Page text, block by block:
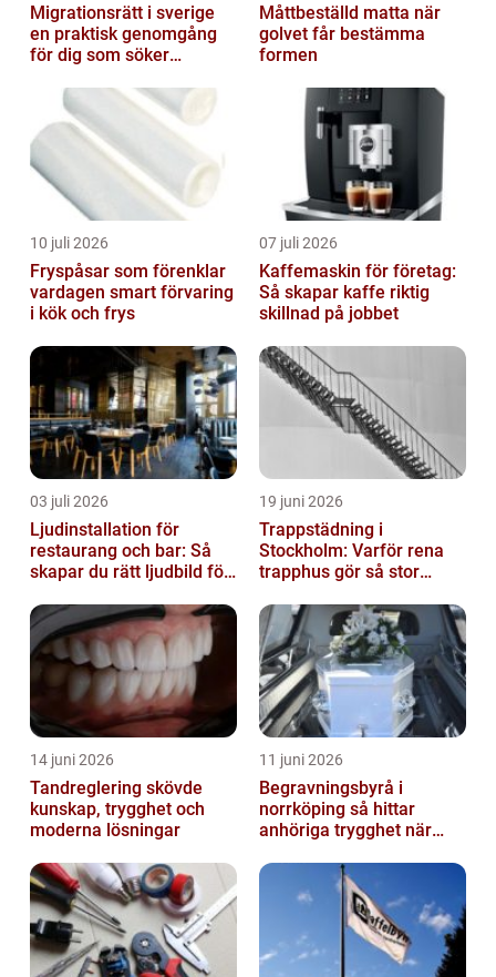
Migrationsrätt i sverige
en praktisk genomgång
för dig som söker
Måttbeställd matta när
golvet får bestämma
formen
10 juli 2026
Fryspåsar som förenklar
vardagen smart förvaring
i kök och frys
07 juli 2026
Kaffemaskin för företag:
Så skapar kaffe riktig
skillnad på jobbet
03 juli 2026
Ljudinstallation för
restaurang och bar: Så
skapar du rätt ljudbild för
19 juni 2026
Trappstädning i
Stockholm: Varför rena
trapphus gör så stor
14 juni 2026
Tandreglering skövde
kunskap, trygghet och
moderna lösningar
11 juni 2026
Begravningsbyrå i
norrköping så hittar
anhöriga trygghet när